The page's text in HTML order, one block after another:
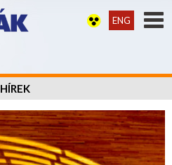
ENG
HÍREK